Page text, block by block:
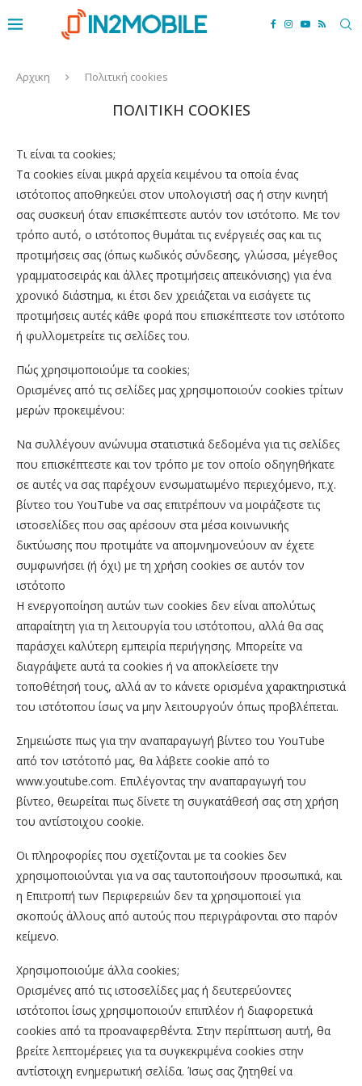
Αρχικη Πολιτική cookies
ΠΟΛΙΤΙΚΉ COOKIES
Τι είναι τα cookies;
Τα cookies είναι μικρά αρχεία κειμένου τα οποία ένας
ιστότοπος αποθηκεύει στον υπολογιστή σας ή στην κινητή
σας συσκευή όταν επισκέπτεστε αυτόν τον ιστότοπο. Με τον
τρόπο αυτό, ο ιστότοπος θυμάται τις ενέργειές σας και τις
προτιμήσεις σας (όπως κωδικός σύνδεσης, γλώσσα, μέγεθος
γραμματοσειράς και άλλες προτιμήσεις απεικόνισης) για ένα
χρονικό διάστημα, κι έτσι δεν χρειάζεται να εισάγετε τις
προτιμήσεις αυτές κάθε φορά που επισκέπτεστε τον ιστότοπο
ή φυλλομετρείτε τις σελίδες του.
Πώς ​​​χρησιμοποιούμε τα cookies;
Ορισμένες από τις σελίδες μας χρησιμοποιούν cookies τρίτων
μερών προκειμένου:
Να συλλέγουν ανώνυμα στατιστικά δεδομένα για τις σελίδες
που επισκέπτεστε και τον τρόπο με τον οποίο οδηγηθήκατε
σε αυτές να σας παρέχουν ενσωματωμένο περιεχόμενο, π.χ.
βίντεο του YouTube να σας επιτρέπουν να μοιράζεστε τις
ιστοσελίδες που σας αρέσουν στα μέσα κοινωνικής
δικτύωσης που προτιμάτε να απομνημονεύουν αν έχετε
συμφωνήσει (ή όχι) με τη χρήση cookies σε αυτόν τον
ιστότοπο
Η ενεργοποίηση αυτών των cookies δεν είναι απολύτως
απαραίτητη για τη λειτουργία του ιστότοπου, αλλά θα σας
παράσχει καλύτερη εμπειρία περιήγησης. Μπορείτε να
διαγράψετε αυτά τα cookies ή να αποκλείσετε την
τοποθέτησή τους, αλλά αν το κάνετε ορισμένα χαρακτηριστικά
του ιστότοπου ίσως να μην λειτουργούν όπως προβλέπεται.
Σημειώστε πως για την αναπαραγωγή βίντεο του YouΤube
από τον ιστότοπό μας, θα λάβετε cookie από το
www.youtube.com. Επιλέγοντας την αναπαραγωγή του
βίντεο, θεωρείται πως δίνετε τη συγκατάθεσή σας στη χρήση
του αντίστοιχου cookie.
Οι πληροφορίες που σχετίζονται με τα cookies δεν
χρησιμοποιούνται για να σας ταυτοποιήσουν προσωπικά, και
η Επιτροπή των Περιφερειών δεν τα χρησιμοποιεί για
σκοπούς άλλους από αυτούς που περιγράφονται στο παρόν
κείμενο.
Χρησιμο​​ποιούμε άλλα cookies;
Ορισμένες από τις ιστοσελίδες μας ή δευτερεύοντες
ιστότοποι ίσως χρησιμοποιούν επιπλέον ή διαφορετικά
cookies από τα προαναφερθέντα. Στην περίπτωση αυτή, θα
βρείτε λεπτομέρειες για τα συγκεκριμένα cookies στην
αντίστοιχη ενημερωτική σελίδα. Ίσως σας ζητηθεί να